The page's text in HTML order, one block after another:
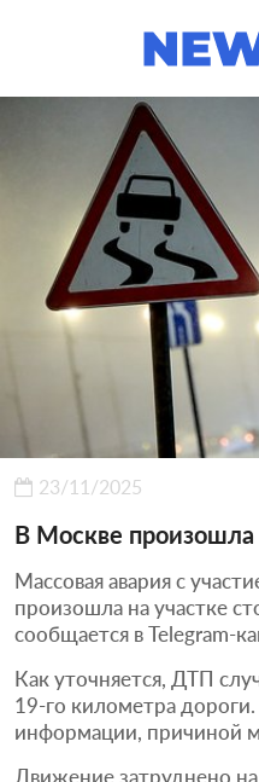
23/11/2025
В Москве произошла
Массовая авария с
произошла на участке
сообщается в Telegram-
Как уточняется, ДТП
19-го километра
информации, причиной
Движение затруднено